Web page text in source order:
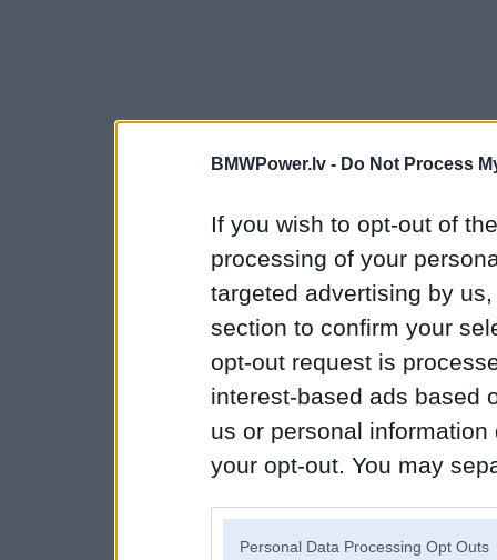
BMWPower.lv - Do Not Process
If you wish to opt-out of
processing of your
targeted advertising by
section to confirm your
opt-out request is
interest-based ads based
us or personal
your opt-out. You may
Personal Data Processing Opt Outs